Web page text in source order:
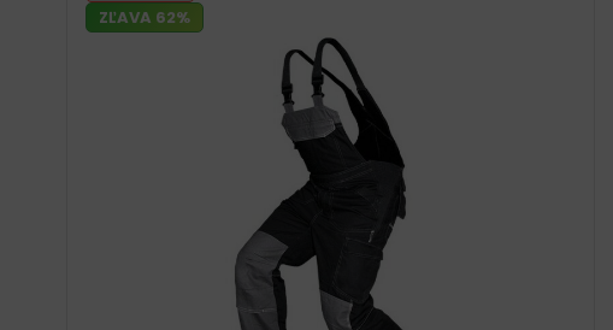
ZĽAVA 62%